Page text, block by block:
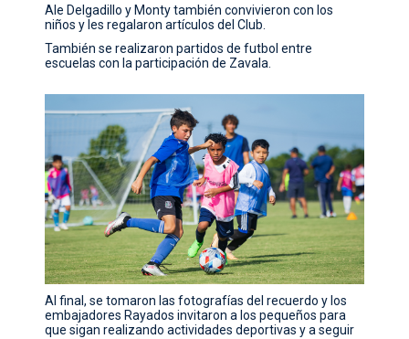
Ale Delgadillo y Monty también convivieron con los
niños y les regalaron artículos del Club.
También se realizaron partidos de futbol entre
escuelas con la participación de Zavala.
Al final, se tomaron las fotografías del recuerdo y los
embajadores Rayados invitaron a los pequeños para
que sigan realizando actividades deportivas y a seguir